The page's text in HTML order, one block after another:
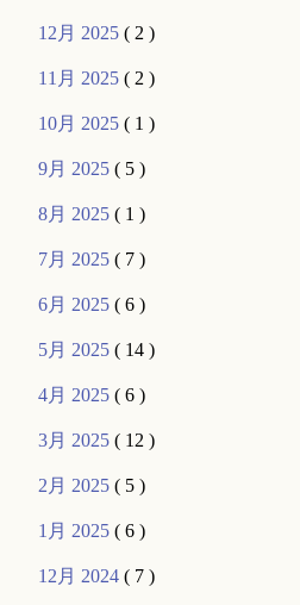
12月 2025( 2 )
11月 2025( 2 )
10月 2025( 1 )
9月 2025( 5 )
8月 2025( 1 )
7月 2025( 7 )
6月 2025( 6 )
5月 2025( 14 )
4月 2025( 6 )
3月 2025( 12 )
2月 2025( 5 )
1月 2025( 6 )
12月 2024( 7 )